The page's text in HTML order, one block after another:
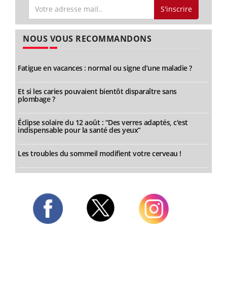
S'inscrire
NOUS VOUS RECOMMANDONS
Fatigue en vacances : normal ou signe d’une maladie ?
Et si les caries pouvaient bientôt disparaître sans
plombage ?
Éclipse solaire du 12 août : “Des verres adaptés, c'est
indispensable pour la santé des yeux”
Les troubles du sommeil modifient votre cerveau !